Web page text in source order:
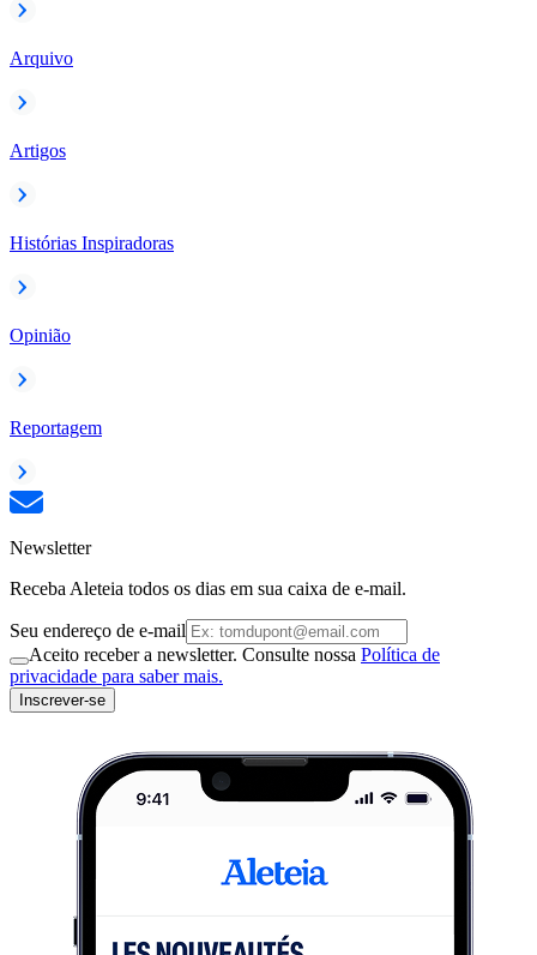
Arquivo
Artigos
Histórias Inspiradoras
Opinião
Reportagem
Newsletter
Receba Aleteia todos os dias em sua caixa de e-mail.
Seu endereço de e-mail
Aceito receber a newsletter. Consulte nossa Política de
privacidade para saber mais.
Inscrever-se